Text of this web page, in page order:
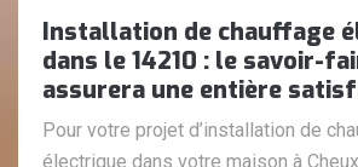
Installation de chauffage
dans le 14210 : le savoir-
assurera une entière
Pour votre projet d’installation de
électrique dans votre maison à